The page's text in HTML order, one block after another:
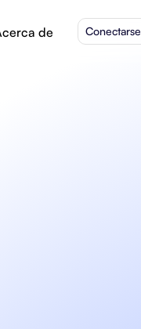
de Conectarse